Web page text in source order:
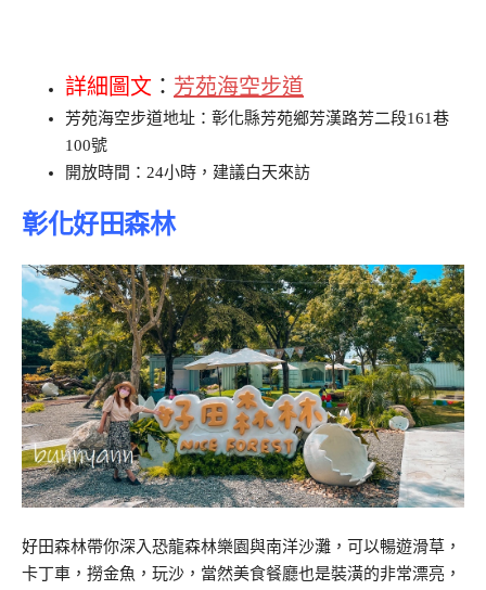
詳細圖文 ： 芳苑海空步道
芳苑海空步道地址：彰化縣芳苑鄉芳漢路芳二段161巷
100號
開放時間：24小時，建議白天來訪
彰化好田森林
好田森林帶你深入恐龍森林樂園與南洋沙灘，可以暢遊滑草，
卡丁車，撈金魚，玩沙，當然美食餐廳也是裝潢的非常漂亮，